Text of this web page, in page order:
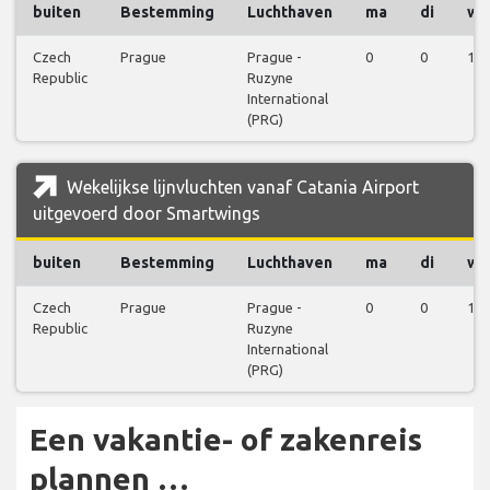
buiten Bestemming Luchthaven ma di wo
Czech
Republic
Prague
Prague -
Ruzyne
International
(PRG)
0 0 1
Wekelijkse lijnvluchten vanaf Catania Airport
uitgevoerd door Smartwings
buiten Bestemming Luchthaven ma di wo
Czech
Republic
Prague
Prague -
Ruzyne
International
(PRG)
0 0 1
Een vakantie- of zakenreis
plannen …